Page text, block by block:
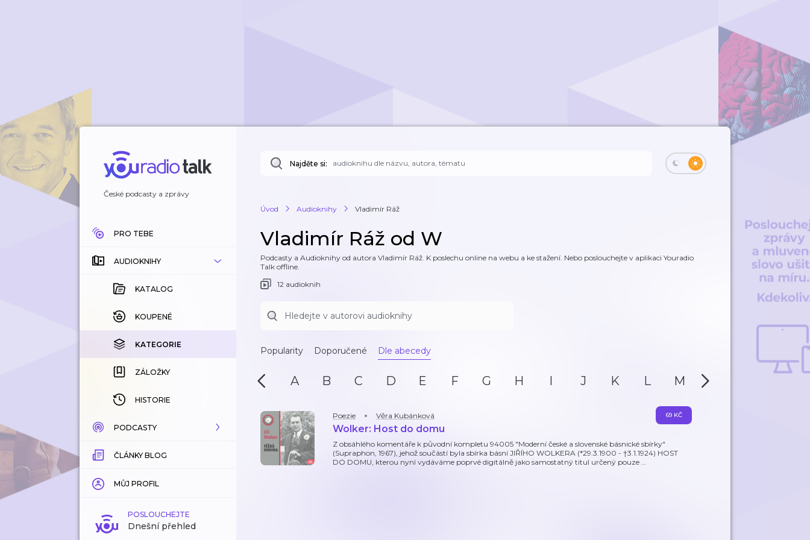
České podcasty a zprávy
PRO TEBE
AUDIOKNIHY
KATALOG
KOUPENÉ
KATEGORIE
ZÁLOŽKY
HISTORIE
PODCASTY
KATALOG
KATEGORIE
ZÁLOŽKY
ČLÁNKY BLOG
MŮJ PROFIL
POSLOUCHEJTE
Dnešní přehled
Najděte si:
Úvod Audioknihy Vladimír Ráž
Vladimír Ráž od W
Podcasty a Audioknihy od autora Vladimír Ráž. K poslechu online na webu a ke stažení. Nebo poslouchejte v aplikaci Youradio
Talk offline.
12 audioknih
Popularity Doporučené Dle abecedy
A B C D E F G H I J K L M N
Poezie Věra Kubánková
Wolker: Host do domu
Z obsáhlého komentáře k původní kompletu 94005 "Moderní české a slovenské básnické sbírky"
(Supraphon, 1967), jehož součástí byla sbírka básní JIŘÍHO WOLKERA (*29.3.1900 - †3.1.1924) HOST
DO DOMU, kterou nyní vydáváme poprvé digitálně jako samostatný titul určený pouze …
69 KČ